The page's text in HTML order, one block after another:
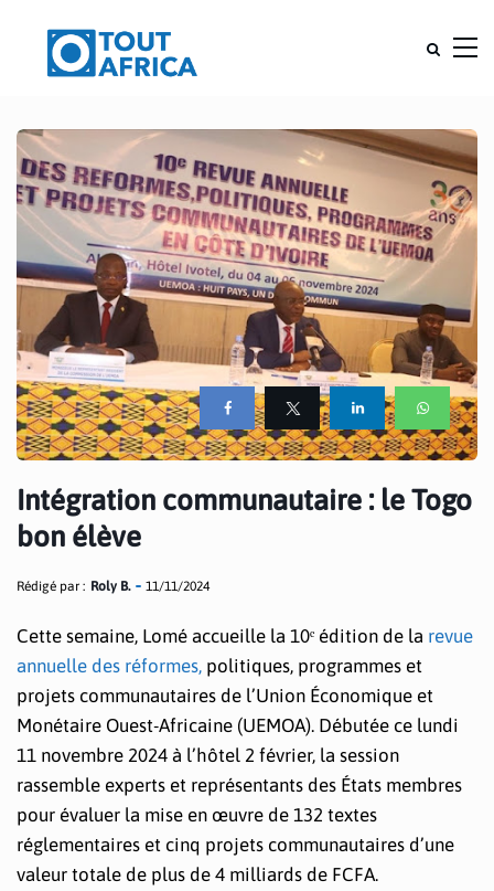
Intégration communautaire : le Togo
bon élève
Rédigé par : Roly B. 11/11/2024
Cette semaine, Lomé accueille la 10ᵉ édition de la revue
annuelle des réformes, politiques, programmes et
projets communautaires de l’Union Économique et
Monétaire Ouest-Africaine (UEMOA). Débutée ce lundi
11 novembre 2024 à l’hôtel 2 février, la session
rassemble experts et représentants des États membres
pour évaluer la mise en œuvre de 132 textes
réglementaires et cinq projets communautaires d’une
valeur totale de plus de 4 milliards de FCFA.